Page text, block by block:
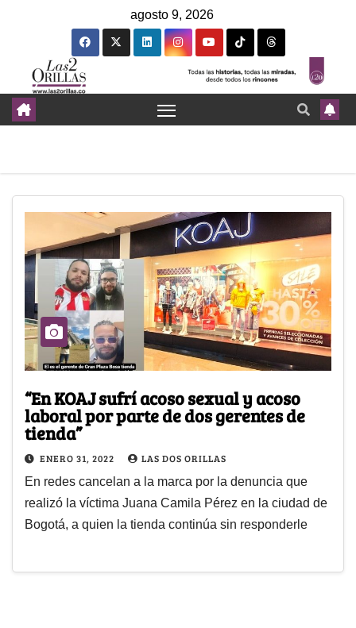
agosto 9, 2026
“En KOAJ sufrí acoso sexual y acoso
laboral por parte de dos gerentes de
tienda”
ENERO 31, 2022 LAS DOS ORILLAS
En redes cancelan a la marca por la denuncia que
realizó la víctima Juana Camila Pérez en la ciudad de
Bogotá, a quien la tienda continúa sin responderle